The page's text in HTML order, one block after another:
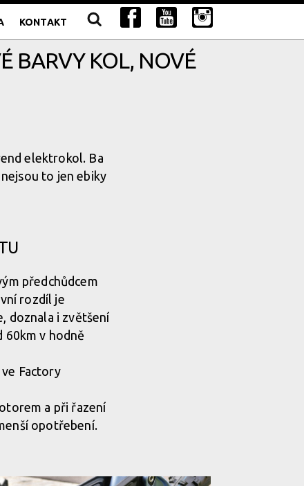
KONTAKT
BARVY KOL, NOVÉ
elektrokol. Ba
to jen ebiky
předchůdcem
rozdíl je
doznala i zvětšení
60km v hodně
Factory
a při řazení
opotřebení.